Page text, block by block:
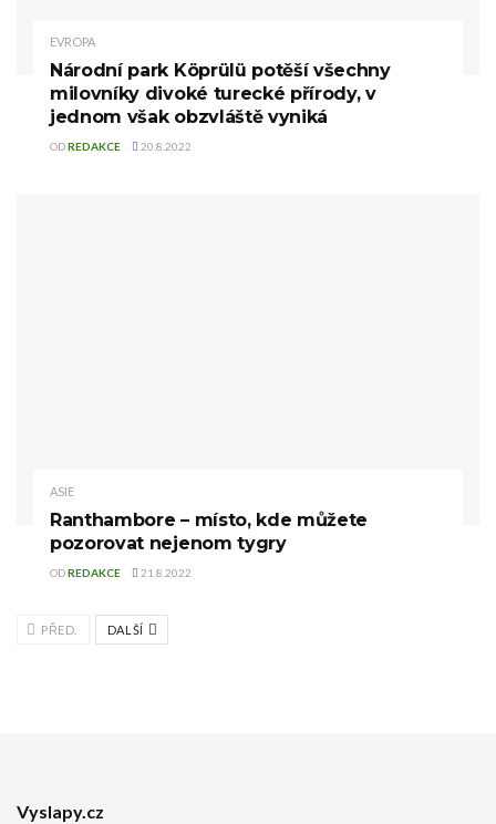
EVROPA
Národní park Köprülü potěší všechny
milovníky divoké turecké přírody, v
jednom však obzvláště vyniká
ODREDAKCE 20.8.2022
ASIE
Ranthambore – místo, kde můžete
pozorovat nejenom tygry
ODREDAKCE 21.8.2022
PŘED. DALŠÍ
Vyslapy.cz